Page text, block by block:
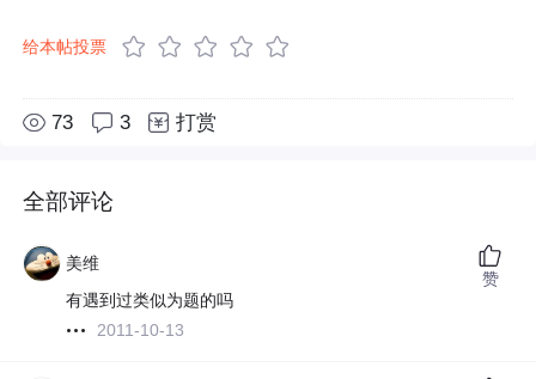
给本帖投票
73 3 打赏
全部评论
美维
有遇到过类似为题的吗
2011-10-13
赞